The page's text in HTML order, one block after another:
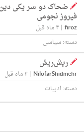
ضحاک دو سر یکی
فیروز نجومی
firoz
| ۴ ماه قبل
دسته:سیاسی
ریش‌ریش
NilofarShidmehr
| ۴ ماه قبل
دسته:ادبیات